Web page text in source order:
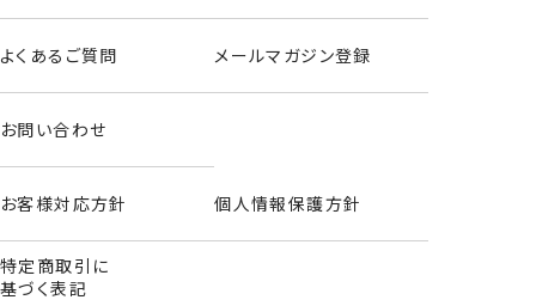
よくあるご質問 メールマガジン登録
お問い合わせ
お客様対応方針 個人情報保護方針
特定商取引に
基づく表記